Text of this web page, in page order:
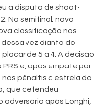
a disputa de shoot-
Na semifinal, novo
classificação nos
vez diante do
placar de 5 a 4. A decisão
PRS e, após empate por
nos pênaltis a estrela do
que defendeu
adversário após Longhi,